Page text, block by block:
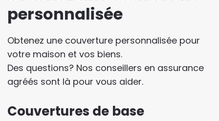
personnalisée
Obtenez une couverture personnalisée pour
votre maison et vos biens.
Des questions? Nos conseillers en assurance
agréés sont là pour vous aider.
Couvertures de base